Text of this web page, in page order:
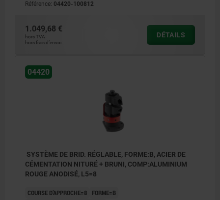
Référence: 04420-100812
1.049,68 €
hors TVA
hors frais d’envoi
DÉTAILS
04420
SYSTÈME DE BRID. RÉGLABLE, FORME:B, ACIER DE
CÉMENTATION NITURÉ + BRUNI, COMP:ALUMINIUM
ROUGE ANODISÉ, L5=8
COURSE D’APPROCHE=8
FORME=B